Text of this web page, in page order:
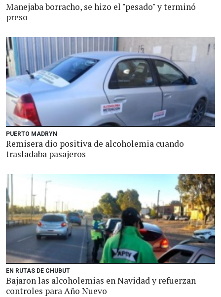
Manejaba borracho, se hizo el "pesado" y terminó
preso
PUERTO MADRYN
Remisera dio positiva de alcoholemia cuando
trasladaba pasajeros
EN RUTAS DE CHUBUT
Bajaron las alcoholemias en Navidad y refuerzan
controles para Año Nuevo